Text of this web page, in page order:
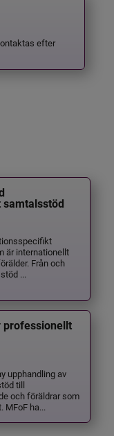
efter
är internationellt
Från och
...
professionellt
upphandling av
till
och föräldrar som
MFoF ha...